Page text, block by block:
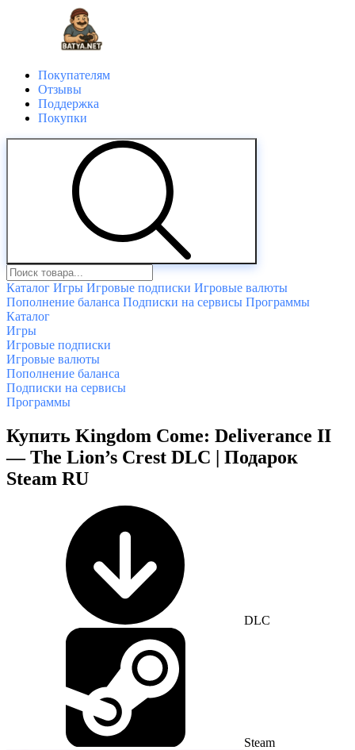
Покупателям
Отзывы
Поддержка
Покупки
Каталог Игры Игровые подписки Игровые валюты
Пополнение баланса Подписки на сервисы Программы
Каталог
Игры
Игровые подписки
Игровые валюты
Пополнение баланса
Подписки на сервисы
Программы
Купить Kingdom Come: Deliverance II
— The Lion’s Crest DLC | Подарок
Steam RU
DLC
Steam